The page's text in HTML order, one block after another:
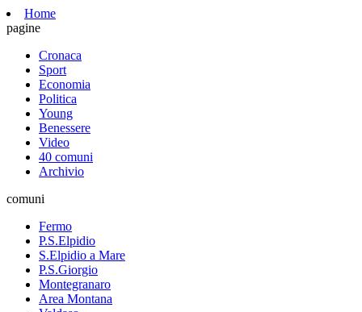
Home
pagine
Cronaca
Sport
Economia
Politica
Young
Benessere
Video
40 comuni
Archivio
comuni
Fermo
P.S.Elpidio
S.Elpidio a Mare
P.S.Giorgio
Montegranaro
Area Montana